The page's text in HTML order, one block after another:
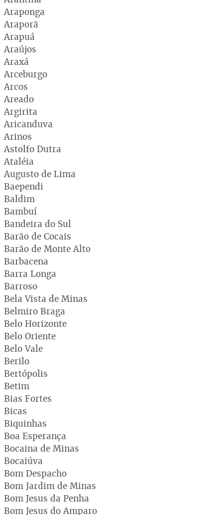
Araponga
Araporã
Arapuá
Araújos
Araxá
Arceburgo
Arcos
Areado
Argirita
Aricanduva
Arinos
Astolfo Dutra
Ataléia
Augusto de Lima
Baependi
Baldim
Bambuí
Bandeira do Sul
Barão de Cocais
Barão de Monte Alto
Barbacena
Barra Longa
Barroso
Bela Vista de Minas
Belmiro Braga
Belo Horizonte
Belo Oriente
Belo Vale
Berilo
Bertópolis
Betim
Bias Fortes
Bicas
Biquinhas
Boa Esperança
Bocaina de Minas
Bocaiúva
Bom Despacho
Bom Jardim de Minas
Bom Jesus da Penha
Bom Jesus do Amparo